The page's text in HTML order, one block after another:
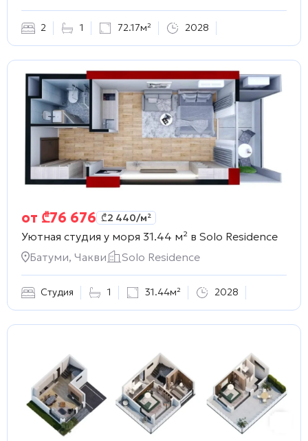
2 1 72.17м² 2028
от ₾76 676 ₾2 440/м²
Уютная студия у моря 31.44 м² в Solo Residence
Батуми, Чакви
Solo Residence
Студия 1 31.44м² 2028